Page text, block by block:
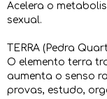
Acelera o
sexual.
TERRA (Pedra
O elemento terra
aumenta o senso
provas, estudo,